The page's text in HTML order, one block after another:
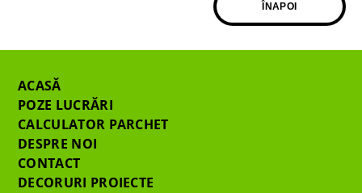
ÎNAPOI
ACASĂ
POZE LUCRĂRI
CALCULATOR PARCHET
DESPRE NOI
CONTACT
DECORURI PROIECTE